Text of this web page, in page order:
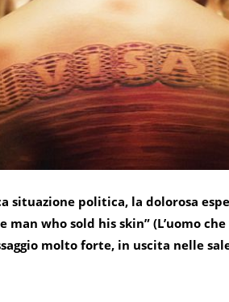
politica, la dolorosa
who sold his skin” (L’uomo
molto forte, in uscita nelle